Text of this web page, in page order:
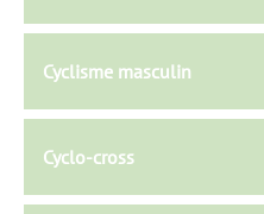
Cyclisme masculin
Cyclo-cross